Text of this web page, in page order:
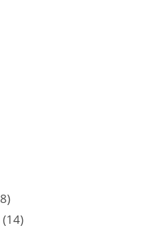
88
proizvoda
1414